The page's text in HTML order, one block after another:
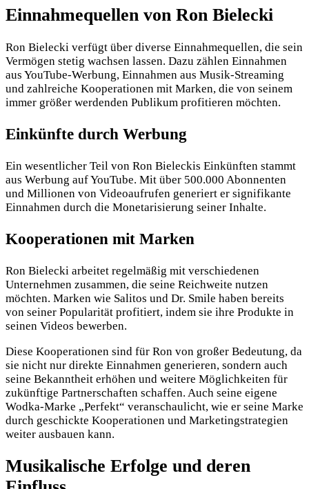
Einnahmequellen von Ron Bielecki
Ron Bielecki verfügt über diverse Einnahmequellen, die sein
Vermögen stetig wachsen lassen. Dazu zählen Einnahmen
aus YouTube-Werbung, Einnahmen aus Musik-Streaming
und zahlreiche Kooperationen mit Marken, die von seinem
immer größer werdenden Publikum profitieren möchten.
Einkünfte durch Werbung
Ein wesentlicher Teil von Ron Bieleckis Einkünften stammt
aus Werbung auf YouTube. Mit über 500.000 Abonnenten
und Millionen von Videoaufrufen generiert er signifikante
Einnahmen durch die Monetarisierung seiner Inhalte.
Kooperationen mit Marken
Ron Bielecki arbeitet regelmäßig mit verschiedenen
Unternehmen zusammen, die seine Reichweite nutzen
möchten. Marken wie Salitos und Dr. Smile haben bereits
von seiner Popularität profitiert, indem sie ihre Produkte in
seinen Videos bewerben.
Diese Kooperationen sind für Ron von großer Bedeutung, da
sie nicht nur direkte Einnahmen generieren, sondern auch
seine Bekanntheit erhöhen und weitere Möglichkeiten für
zukünftige Partnerschaften schaffen. Auch seine eigene
Wodka-Marke „Perfekt“ veranschaulicht, wie er seine Marke
durch geschickte Kooperationen und Marketingstrategien
weiter ausbauen kann.
Musikalische Erfolge und deren